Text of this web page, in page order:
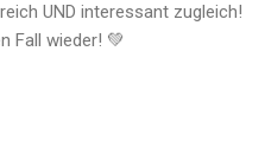
UND interessant zugleich!
Fall wieder! 💚